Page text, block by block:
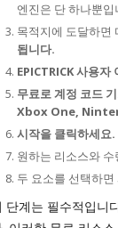
엔진은 단 하나뿐
목적지에 도달하면
됩니다.
EPICTRICK 사용자
무료로 계정 코드
Xbox One,
시작을 클릭하세요.
원하는 리소스와
두 요소를 선택하
단계는 필수적입니